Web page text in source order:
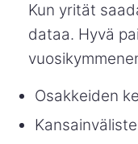
Kun yrität
dataa. Hyvä
Osakkeiden